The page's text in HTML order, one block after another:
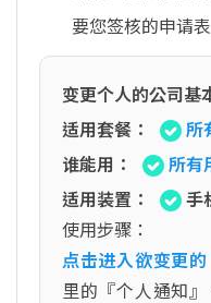
要您签核的申请
变更个人的公司基
适用套餐：
所
谁能用：
所有
适用装置：
手
使用步骤：
点击进入欲变更的
里的『个人通知